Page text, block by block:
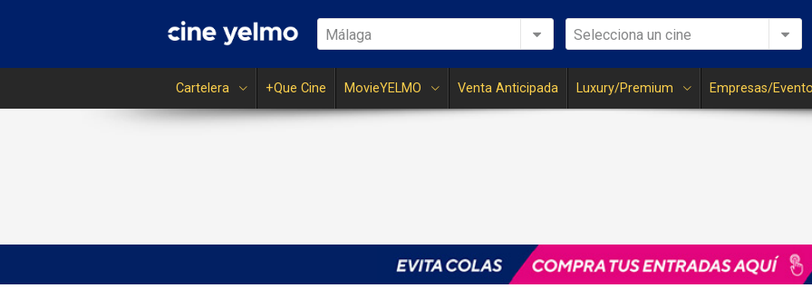
Málaga Selecciona un cine
Cartelera +Que Cine MovieYELMO Venta Anticipada Luxury/Premium Empresas/